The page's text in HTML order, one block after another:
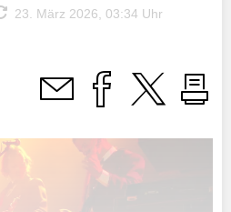
23. März 2026, 03:34 Uhr